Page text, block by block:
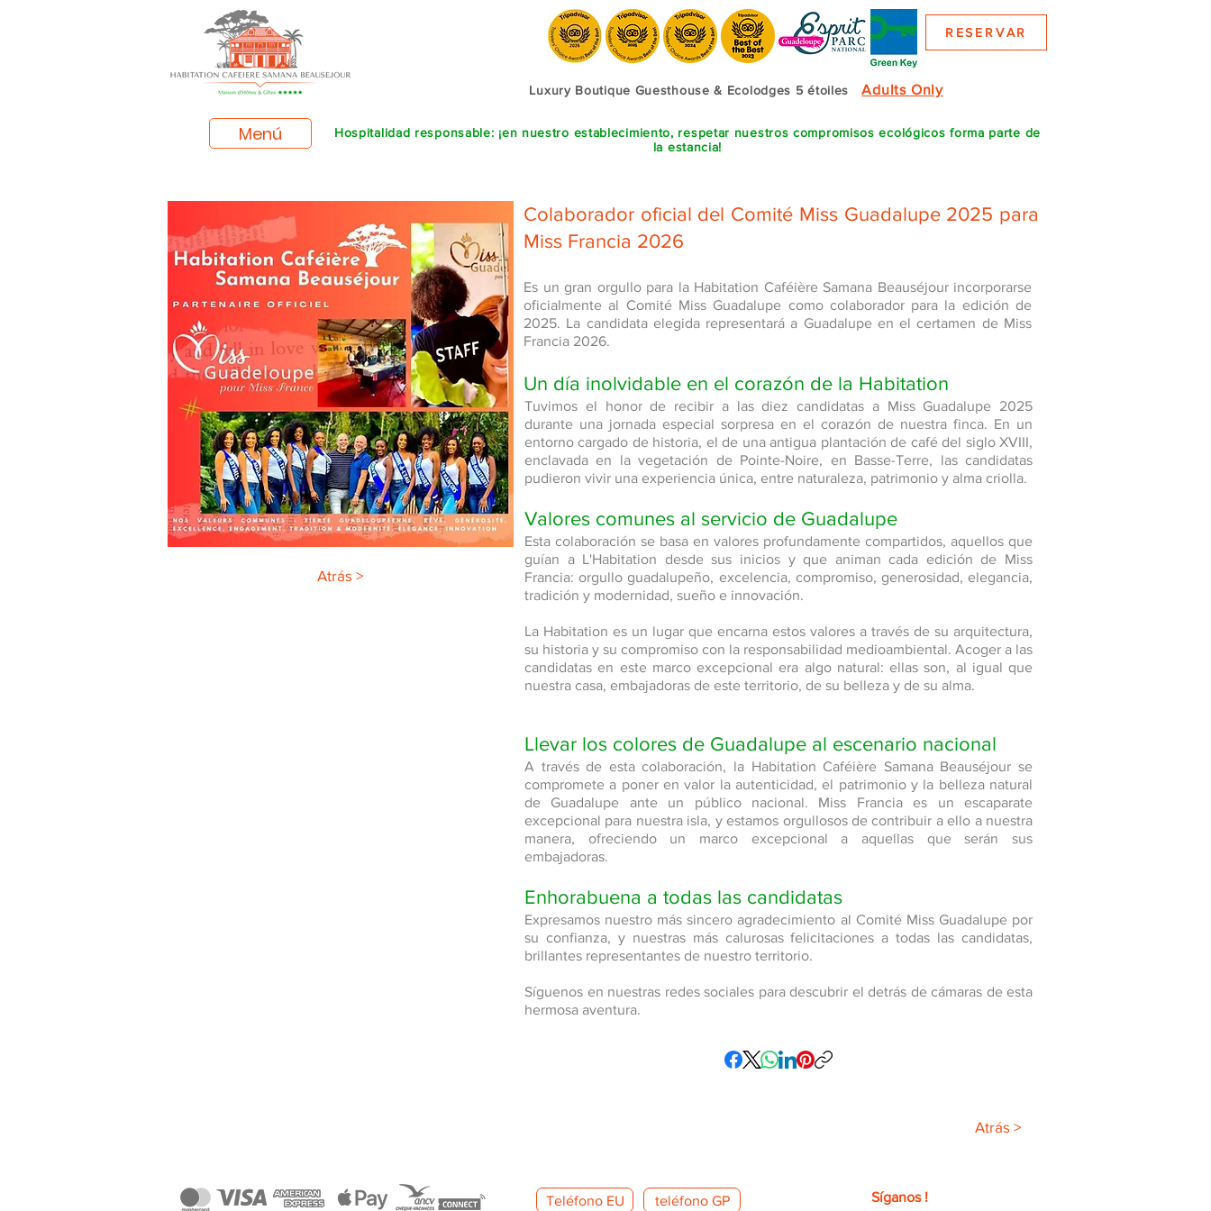
RESERVAR
Luxury Boutique Guesthouse & Ecolodges 5 étoilesAdults Only
Menú
Hospitalidad responsable: ¡en nuestro establecimiento, respetar nuestros compromisos ecológicos forma parte de
la estancia!
Atrás >
Colaborador oficial del Comité Miss Guadalupe 2025 para
Miss Francia 2026
Es un gran orgullo para la Habitation Caféière Samana Beauséjour incorporarse
oficialmente al Comité Miss Guadalupe como colaborador para la edición de
2025. La candidata elegida representará a Guadalupe en el certamen de Miss
Francia 2026.
Un día inolvidable en el corazón de la Habitation
Tuvimos el honor de recibir a las diez candidatas a Miss Guadalupe 2025
durante una jornada especial sorpresa en el corazón de nuestra finca. En un
entorno cargado de historia, el de una antigua plantación de café del siglo XVIII,
enclavada en la vegetación de Pointe-Noire, en Basse-Terre, las candidatas
pudieron vivir una experiencia única, entre naturaleza, patrimonio y alma criolla.
Valores comunes al servicio de Guadalupe
Esta colaboración se basa en valores profundamente compartidos, aquellos que
guían a L'Habitation desde sus inicios y que animan cada edición de Miss
Francia: orgullo guadalupeño, excelencia, compromiso, generosidad, elegancia,
tradición y modernidad, sueño e innovación.
La Habitation es un lugar que encarna estos valores a través de su arquitectura,
su historia y su compromiso con la responsabilidad medioambiental. Acoger a las
candidatas en este marco excepcional era algo natural: ellas son, al igual que
nuestra casa, embajadoras de este territorio, de su belleza y de su alma.
Llevar los colores de Guadalupe al escenario nacional
A través de esta colaboración, la Habitation Caféière Samana Beauséjour se
compromete a poner en valor la autenticidad, el patrimonio y la belleza natural
de Guadalupe ante un público nacional. Miss Francia es un escaparate
excepcional para nuestra isla, y estamos orgullosos de contribuir a ello a nuestra
manera, ofreciendo un marco excepcional a aquellas que serán sus
embajadoras.
Enhorabuena a todas las candidatas
Expresamos nuestro más sincero agradecimiento al Comité Miss Guadalupe por
su confianza, y nuestras más calurosas felicitaciones a todas las candidatas,
brillantes representantes de nuestro territorio.
Síguenos en nuestras redes sociales para descubrir el detrás de cámaras de esta
hermosa aventura.
Atrás >
Teléfono EU teléfono GP Síganos !